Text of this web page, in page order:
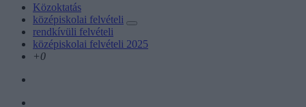
Közoktatás
középiskolai felvételi
rendkívüli felvételi
középiskolai felvételi 2025
+0